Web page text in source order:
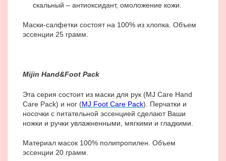
скальный – антиоксидант, омоложение кожи.
Маски-салфетки состоят на 100% из хлопка. Объем
эссенции 25 грамм.
Mijin Hand&Foot Pack
Эта серия cостоит из маски для рук (MJ Care Hand
Care Pack) и ног (MJ Foot Care Pack). Перчатки и
носочки с питательной эссенцией сделают Ваши
ножки и ручки увлажненными, мягкими и гладкими.
Материал масок 100% полипропилен. Объем
эссенции 20 грамм.